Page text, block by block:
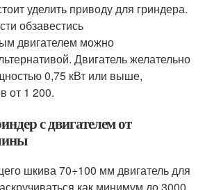
уделить приводу для гриндера.
обзавестись
двигателем можно
Двигатель желательно
0,75 кВт или выше,
от 1 200.
с двигателем от
шкива 70÷100 мм двигатель для